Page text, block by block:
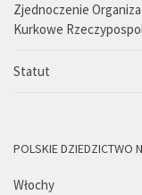
Zjednoczenie
Kurkowe
Statut
POLSKIE DZIEDZICTWO
Włochy